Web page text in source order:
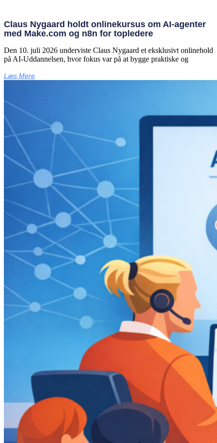
Claus Nygaard holdt onlinekursus om AI‑agenter
med Make.com og n8n for topledere
Den 10. juli 2026 underviste Claus Nygaard et eksklusivt onlinehold
på AI‑Uddannelsen, hvor fokus var på at bygge praktiske og
Læs Mere